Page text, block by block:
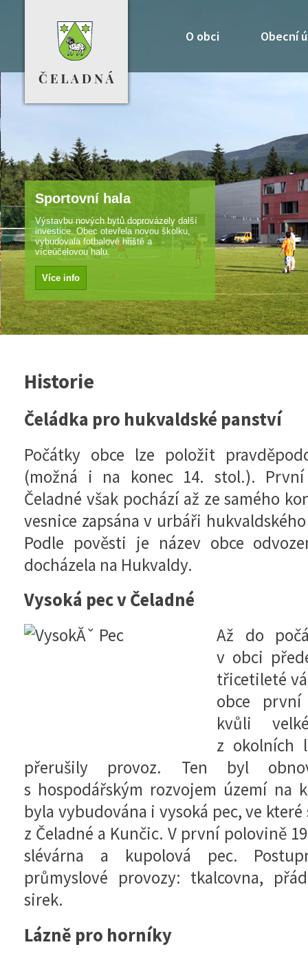
O obci Obecní
Sportovní hala
Výstavbu nových bytů doprovázely další
investice. Obec otevřela novou školku,
vybudovala fotbalové hřiště a
víceúčelovou halu.
Více info
Historie
Čeládka pro hukvaldské panství
Počátky obce lze položit
(možná i na konec 14. stol.).
Čeladné však pochází až ze samého
vesnice zapsána v urbáři
Podle pověsti je název obce
docházela na Hukvaldy.
Vysoká pec v Čeladné
Až do
v obci
třicetileté
obce
kvůli
z okolních
přerušily provoz. Ten byl
s hospodářským rozvojem území na
byla vybudována i vysoká pec, ve
z Čeladné a Kunčic. V první polovině
slévárna a kupolová pec.
průmyslové provozy: tkalcovna,
sirek.
Lázně pro horníky